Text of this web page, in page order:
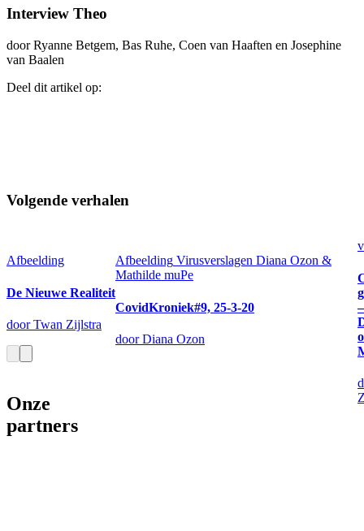
Interview Theo
door Ryanne Betgem, Bas Ruhe, Coen van Haaften en Josephine
van Baalen
Deel dit artikel op:
Volgende verhalen
Afbeelding
De Nieuwe Realiteit
door Twan Zijlstra
Afbeelding Virusverslagen Diana Ozon &
Mathilde muPe
CovidKroniek#9, 25-3-20
door Diana Ozon
Onze
partners